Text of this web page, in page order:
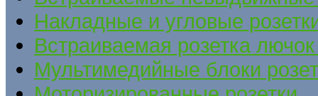
Накладные и угловые
Встраиваемая розетка
Мультимедийные блоки